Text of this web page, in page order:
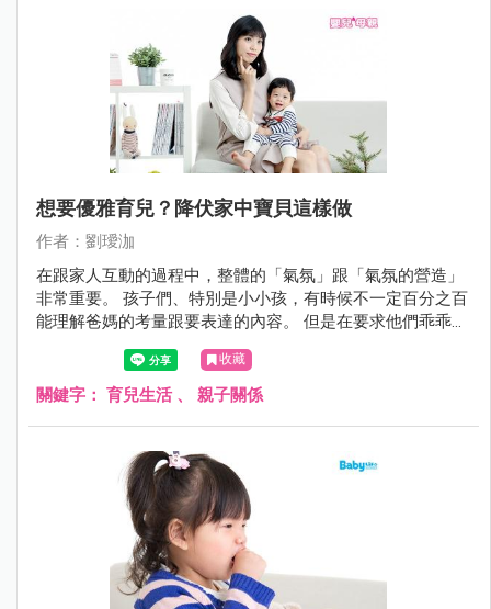
孩童容易產生注意力不集中、急躁、易衝動、犯錯率高等情
況。 甚至可能進而發展出注意力缺乏/過動症候群。 因此，
孩子除了妥善控制與治療過敏以外，一段時間後若仍專注力
欠佳，就要考慮針對注意力不足，接受進一步的評估與治
想要優雅育兒？降伏家中寶貝這樣做
作者：劉璦泇
在跟家人互動的過程中，整體的「氣氛」跟「氣氛的營造」
非常重要。 孩子們、特別是小小孩，有時候不一定百分之百
能理解爸媽的考量跟要表達的內容。 但是在要求他們乖乖配
合跟嘗試溝通的時候，"在一個好的氛圍下出發"其實決定了
這次的結果是"平安喜樂"，還是"硝煙四起"。 更重要的是，
雖然有時候家長的怒吼跟小懲罰非常有用，但全家人的心情
中小魔獸們的好方法吧!
收藏
關鍵字： 育兒生活、 親子關係